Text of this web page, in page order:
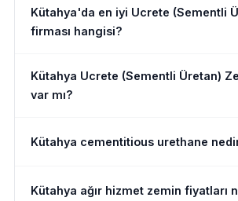
Kütahya'da en iyi Ucrete (Sementli
firması hangisi?
Kütahya Ucrete (Sementli Üretan)
var mı?
Kütahya cementitious urethane
Kütahya ağır hizmet zemin fiyatları